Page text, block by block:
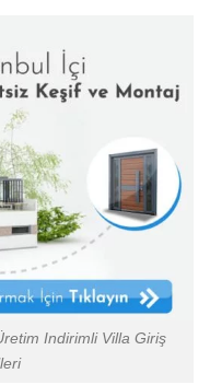
Indirimli Villa Giriş